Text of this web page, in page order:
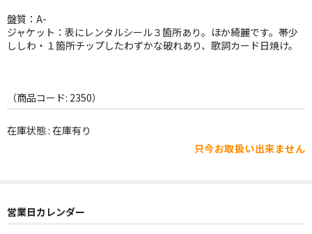
ROCK
WORLD
その他
Webのみ no.1
盤質：A-
ジャケット：表にレンタルシール３箇所あり。ほか綺麗です。帯少
ししわ・１箇所チップしたわずかな破れあり、歌詞カード日焼け。
（商品コード: 2350）
在庫状態 : 在庫有り
只今お取扱い出来ません
営業日カレンダー